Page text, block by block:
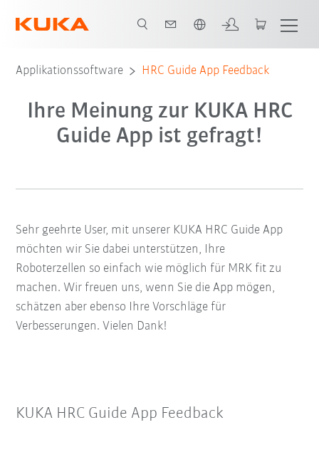
Applikationssoftware HRC Guide App Feedback
Ihre Meinung zur KUKA HRC
Guide App ist gefragt!
Sehr geehrte User, mit unserer KUKA HRC Guide App
möchten wir Sie dabei unterstützen, Ihre
Roboterzellen so einfach wie möglich für MRK fit zu
machen. Wir freuen uns, wenn Sie die App mögen,
schätzen aber ebenso Ihre Vorschläge für
Verbesserungen. Vielen Dank!
KUKA HRC Guide App Feedback